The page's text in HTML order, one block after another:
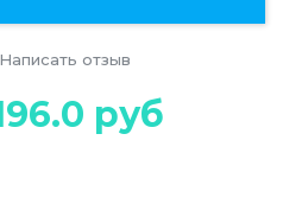
Написать отзыв
руб